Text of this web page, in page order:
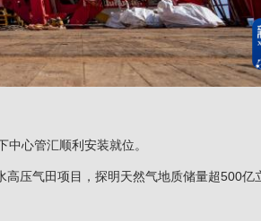
心管汇顺利安装就位。
压气田项目，探明天然气地质储量超500亿